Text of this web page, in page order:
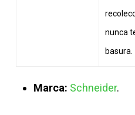
nunca
basura.
Marca: Schneider.